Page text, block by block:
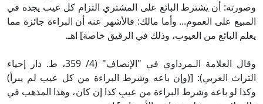
وصورته: أن يشترط البائع على المشتري التزام كل عيب يجده في
المبيع على العموم... وأما مالك: فالأشهر عنه أن البراءة جائزة مما
يعلم البائع من العيوب، وذلك في الرقيق خاصة] اهـ.
وقال العلامة الـمرداوي في "الإنصاف" (4/ 359، ط. دار إحياء
التراث العربي): [(وإن باعه وشرط البراءة من كل عيب لم يبرأ)
وكذا لو باعه وشرط البراءة من عيبِ كذا إن كان، وهذا المذهب في